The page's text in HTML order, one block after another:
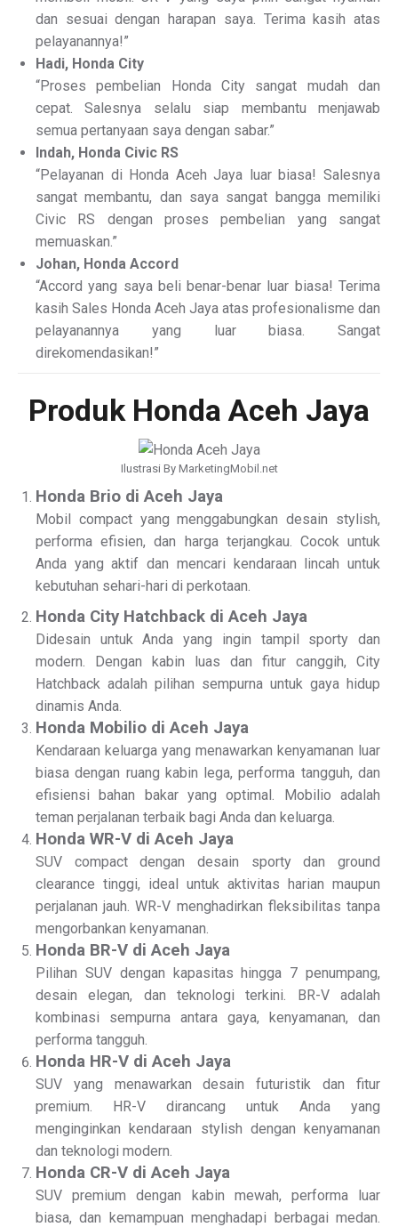
dan sesuai dengan harapan saya. Terima kasih atas
pelayanannya!”
Hadi, Honda City
“Proses pembelian Honda City sangat mudah dan
cepat. Salesnya selalu siap membantu menjawab
semua pertanyaan saya dengan sabar.”
Indah, Honda Civic RS
“Pelayanan di Honda Aceh Jaya luar biasa! Salesnya
sangat membantu, dan saya sangat bangga memiliki
Civic RS dengan proses pembelian yang sangat
memuaskan.”
Johan, Honda Accord
“Accord yang saya beli benar-benar luar biasa! Terima
kasih Sales Honda Aceh Jaya atas profesionalisme dan
pelayanannya yang luar biasa. Sangat
direkomendasikan!”
Produk Honda Aceh Jaya
Ilustrasi By MarketingMobil.net
Honda Brio di Aceh Jaya
Mobil compact yang menggabungkan desain stylish,
performa efisien, dan harga terjangkau. Cocok untuk
Anda yang aktif dan mencari kendaraan lincah untuk
kebutuhan sehari-hari di perkotaan.
Honda City Hatchback di Aceh Jaya
Didesain untuk Anda yang ingin tampil sporty dan
modern. Dengan kabin luas dan fitur canggih, City
Hatchback adalah pilihan sempurna untuk gaya hidup
dinamis Anda.
Honda Mobilio di Aceh Jaya
Kendaraan keluarga yang menawarkan kenyamanan luar
biasa dengan ruang kabin lega, performa tangguh, dan
efisiensi bahan bakar yang optimal. Mobilio adalah
teman perjalanan terbaik bagi Anda dan keluarga.
Honda WR-V di Aceh Jaya
SUV compact dengan desain sporty dan ground
clearance tinggi, ideal untuk aktivitas harian maupun
perjalanan jauh. WR-V menghadirkan fleksibilitas tanpa
mengorbankan kenyamanan.
Honda BR-V di Aceh Jaya
Pilihan SUV dengan kapasitas hingga 7 penumpang,
desain elegan, dan teknologi terkini. BR-V adalah
kombinasi sempurna antara gaya, kenyamanan, dan
performa tangguh.
Honda HR-V di Aceh Jaya
SUV yang menawarkan desain futuristik dan fitur
premium. HR-V dirancang untuk Anda yang
menginginkan kendaraan stylish dengan kenyamanan
dan teknologi modern.
Honda CR-V di Aceh Jaya
SUV premium dengan kabin mewah, performa luar
biasa, dan kemampuan menghadapi berbagai medan.